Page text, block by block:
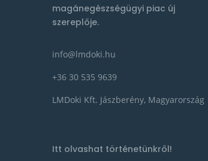
magánegészségügyi piac új
szereplője.
info@lmdoki.hu
+36 30 535 9639
LMDoki Kft. Jászberény, Magyarország
Itt olvashat történetünkről!